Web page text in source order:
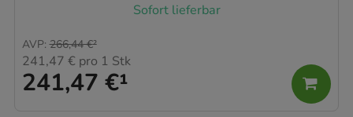
Sofort lieferbar
241,47 €¹
AVP: 266,44 €²
241,47 € pro 1 Stk